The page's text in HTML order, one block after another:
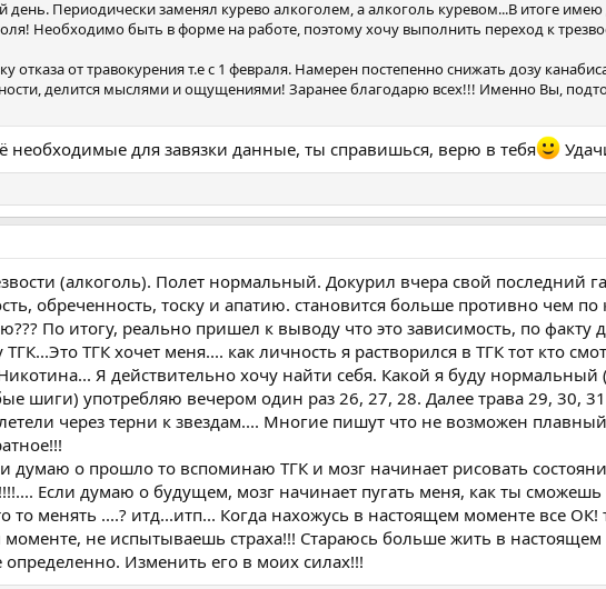
день. Периодически заменял курево алкоголем, а алкоголь куревом...В итоге имею
Необходимо быть в форме на работе, поэтому хочу выполнить переход к
отказа от травокурения т.е с 1 февраля. Намерен постепенно снижать дозу
делится мыслями и ощущениями! Заранее благодарю всех!!! Именно Вы,
необходимые для завязки данные, ты справишься, верю в тебя
(алкоголь). Полет нормальный. Докурил вчера свой последний
обреченность, тоску и апатию. становится больше противно чем
По итогу, реально пришел к выводу что это зависимость, по факту
ТГК хочет меня.... как личность я растворился в ТГК тот кто
Я действительно хочу найти себя. Какой я буду
шиги) употребляю вечером один раз 26, 27, 28. Далее трава 29, 30,
через терни к звездам.... Многие пишут что не возможен
думаю о прошло то вспоминаю ТГК и мозг начинает рисовать
Если думаю о будущем, мозг начинает пугать меня, как ты сможешь
менять ....? итд...итп... Когда нахожусь в настоящем моменте все ОК!
не испытываешь страха!!! Стараюсь больше жить в
Изменить его в моих силах!!!